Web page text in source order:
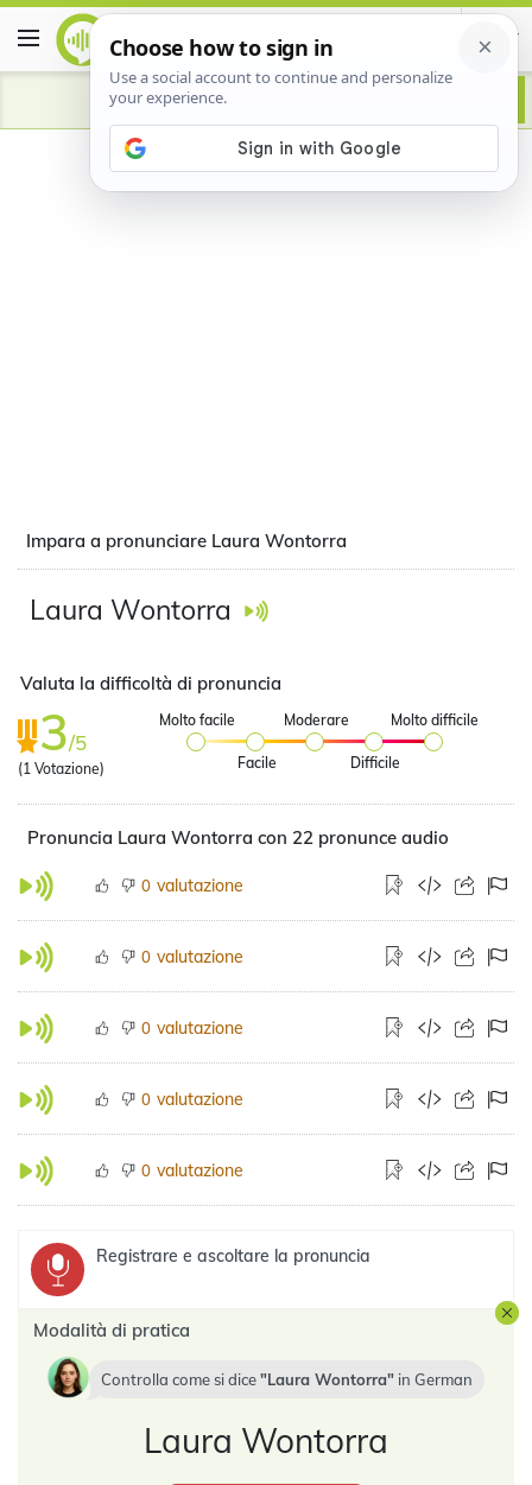
Advertisement
Impara a pronunciare Laura Wontorra
Laura Wontorra
Valuta la difficoltà di pronuncia
3/5
(1 Votazione)
Molto facile
Facile
Moderare
Difficile
Molto difficile
Pronuncia Laura Wontorra con 22 pronunce audio
0 valutazione
0 valutazione
0 valutazione
0 valutazione
0 valutazione
Registrare e ascoltare la pronuncia
Modalità di pratica
Controlla come si dice Laura Wontorra in German
Laura Wontorra